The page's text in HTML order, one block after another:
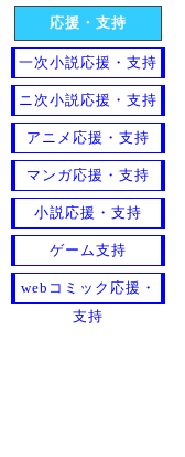
応援・支持
一次小説応援・支持
ニ次小説応援・支持
アニメ応援・支持
マンガ応援・支持
小説応援・支持
ゲーム支持
webコミック応援・
支持